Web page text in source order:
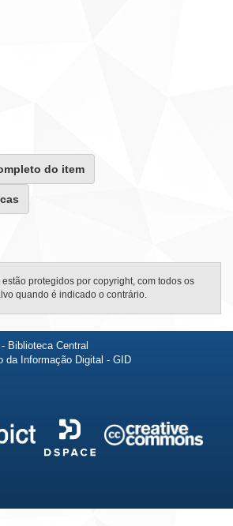
do item
protegidos por copyright, com todos os
quando é indicado o contrário.
Biblioteca Central
da Informação Digital - GID